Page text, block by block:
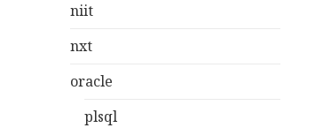
niit
nxt
oracle
plsql